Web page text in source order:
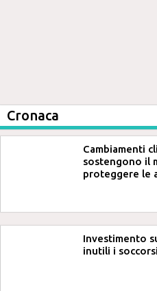
Cronaca
Cambiamenti
sostengono il
proteggere le
Investimento
inutili i